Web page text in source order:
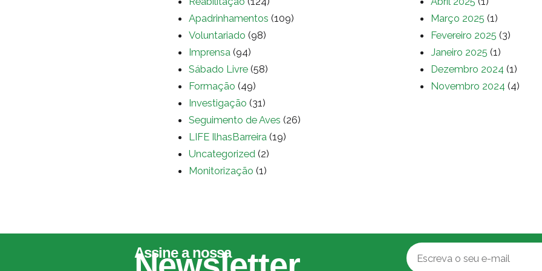
Apadrinhamentos (109)
Voluntariado (98)
Imprensa (94)
Sábado Livre (58)
Formação (49)
Investigação (31)
Seguimento de Aves (26)
LIFE IlhasBarreira (19)
Uncategorized (2)
Monitorização (1)
Março 2025 (1)
Fevereiro 2025 (3)
Janeiro 2025 (1)
Dezembro 2024 (1)
Novembro 2024 (4)
Assine a nossa